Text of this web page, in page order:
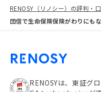
RENOSY（リノシー）の評判・
団信で生命保険保険がわりにも
RENOSYは、東証グ